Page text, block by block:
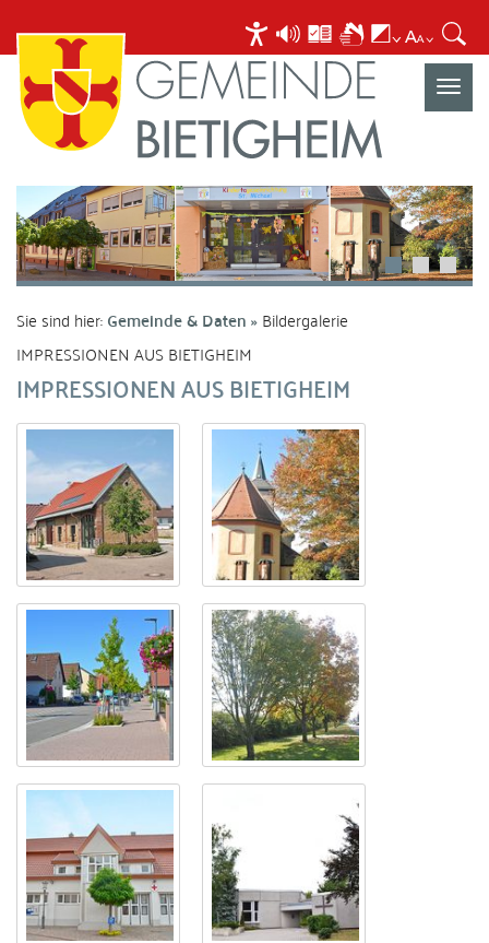
Sie sind hier:Gemeinde & Daten
Bildergalerie
IMPRESSIONEN AUS BIETIGHEIM
IMPRESSIONEN AUS BIETIGHEIM
Die Alte Kirche
Bietigheims
zusammen mit dem
Kreuzweg
Die Badenstraße
Herbst hält Einzug in
Bietigheim